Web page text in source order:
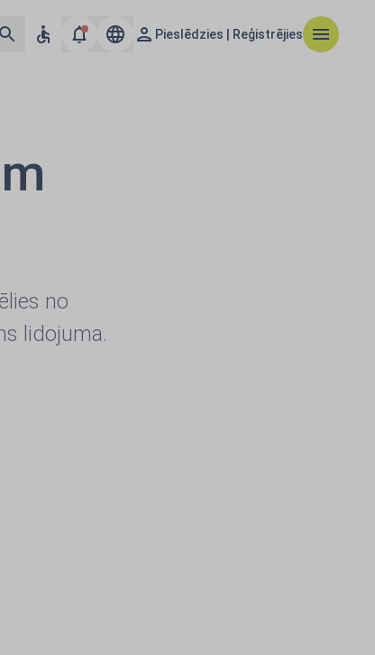
Pieslēdzies | Reģistrējies
no
lidojuma.